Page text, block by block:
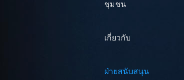
ชุมชน
เกี่ยวกับ
ฝ่ายสนับสนุน